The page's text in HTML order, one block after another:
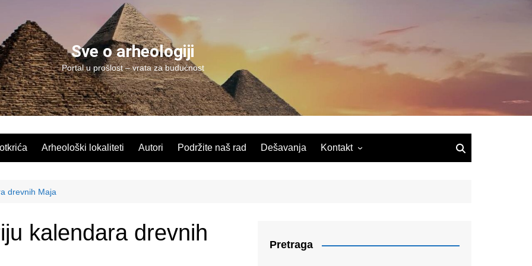
Sve o arheologiji
Portal u prošlost – vrata za budućnost
Arheološki lokaliteti Autori Podržite naš rad Dešavanja Kontakt
drevnih Maja
kalendara drevnih
Pretraga